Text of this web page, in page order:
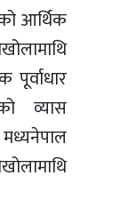
आर्थिक
व्यास